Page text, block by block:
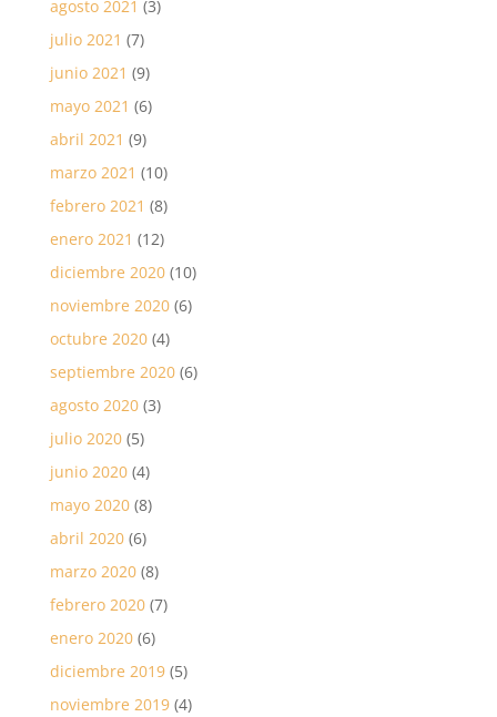
agosto 2021 (3)
julio 2021 (7)
junio 2021 (9)
mayo 2021 (6)
abril 2021 (9)
marzo 2021 (10)
febrero 2021 (8)
enero 2021 (12)
diciembre 2020(10)
noviembre 2020(6)
octubre 2020(4)
septiembre 2020(6)
agosto 2020(3)
julio 2020(5)
junio 2020(4)
mayo 2020(8)
abril 2020(6)
marzo 2020(8)
febrero 2020(7)
enero 2020(6)
diciembre 2019(5)
noviembre 2019(4)